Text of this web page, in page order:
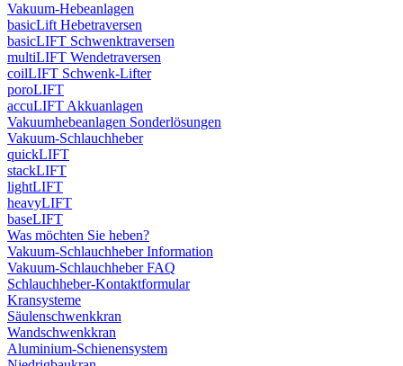
Vakuum-Hebeanlagen
basicLift Hebetraversen
basicLIFT Schwenktraversen
multiLIFT Wendetraversen
coilLIFT Schwenk-Lifter
poroLIFT
accuLIFT Akkuanlagen
Vakuumhebeanlagen Sonderlösungen
Vakuum-Schlauchheber
quickLIFT
stackLIFT
lightLIFT
heavyLIFT
baseLIFT
Was möchten Sie heben?
Vakuum-Schlauchheber Information
Vakuum-Schlauchheber FAQ
Schlauchheber-Kontaktformular
Kransysteme
Säulenschwenkkran
Wandschwenkkran
Aluminium-Schienensystem